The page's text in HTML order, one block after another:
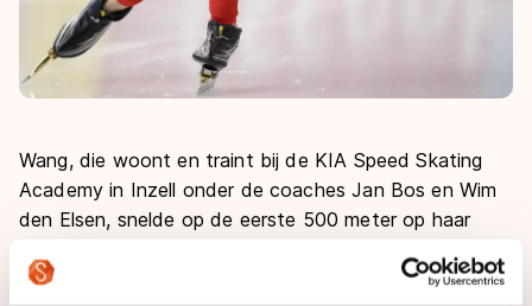
Wang, die woont en traint bij de KIA Speed Skating
Academy in Inzell onder de coaches Jan Bos en Wim
den Elsen, snelde op de eerste 500 meter op haar
baanrecord van Jenny Wolf (37,74).